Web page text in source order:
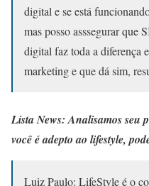
digital e se está
mas posso asssegurar que
digital faz toda a diferença
marketing e que dá sim,
Lista News: Analisamos seu
você é adepto ao lifestyle,
Luiz Paulo: LifeStyle é o